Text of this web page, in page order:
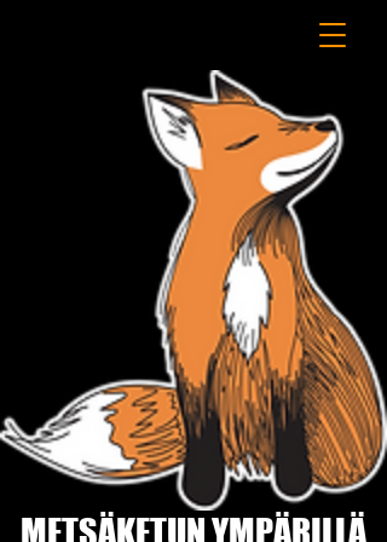
METSÄKETUN YMPÄRILLÄ